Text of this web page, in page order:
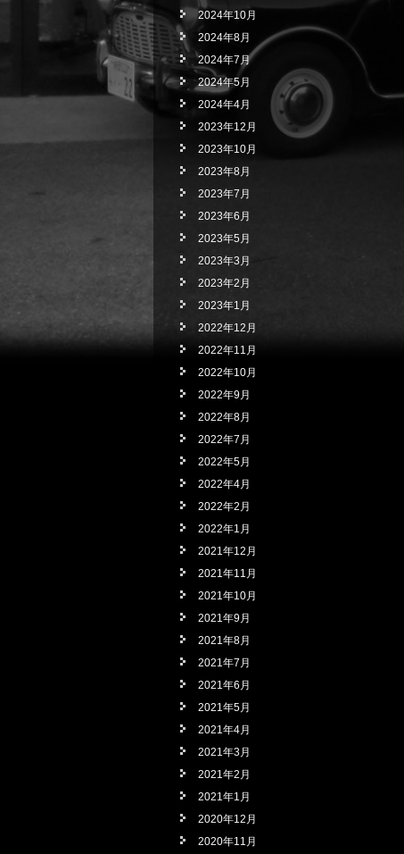
2024年10月
2024年8月
2024年7月
2024年5月
2024年4月
2023年12月
2023年10月
2023年8月
2023年7月
2023年6月
2023年5月
2023年3月
2023年2月
2023年1月
2022年12月
2022年11月
2022年10月
2022年9月
2022年8月
2022年7月
2022年5月
2022年4月
2022年2月
2022年1月
2021年12月
2021年11月
2021年10月
2021年9月
2021年8月
2021年7月
2021年6月
2021年5月
2021年4月
2021年3月
2021年2月
2021年1月
2020年12月
2020年11月